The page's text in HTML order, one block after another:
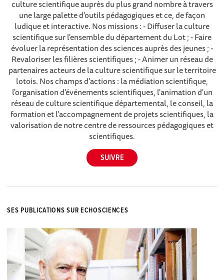
culture scientifique auprès du plus grand nombre à travers
une large palette d'outils pédagogiques et ce, de façon
ludique et interactive. Nos missions : - Diffuser la culture
scientifique sur l'ensemble du département du Lot ; - Faire
évoluer la représentation des sciences auprès des jeunes ; -
Revaloriser les filières scientifiques ; - Animer un réseau de
partenaires acteurs de la culture scientifique sur le territoire
lotois. Nos champs d'actions : la médiation scientifique,
l'organisation d'événements scientifiques, l'animation d'un
réseau de culture scientifique départemental, le conseil, la
formation et l'accompagnement de projets scientifiques, la
valorisation de notre centre de ressources pédagogiques et
scientifiques.
SES PUBLICATIONS SUR ECHOSCIENCES